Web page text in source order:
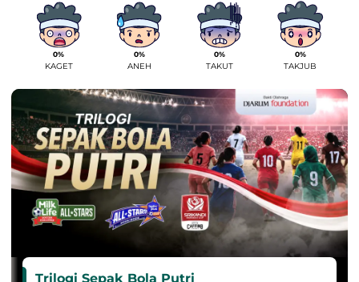
0%
KAGET
0%
ANEH
0%
TAKUT
0%
TAKJUB
Trilogi Sepak Bola Putri